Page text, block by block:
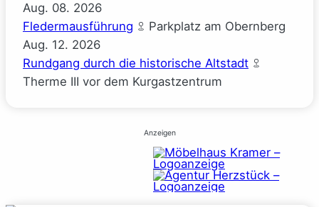
Aug. 08. 2026
Fledermausführung
Parkplatz am Obernberg
Aug. 12. 2026
Rundgang durch die historische Altstadt
Therme III vor dem Kurgastzentrum
Anzeigen